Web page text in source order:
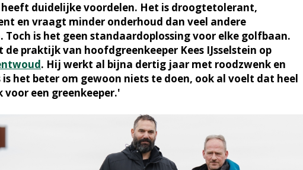
heeft duidelijke voordelen. Het is droogtetolerant,
en vraagt minder onderhoud dan veel andere
Toch is het geen standaardoplossing voor elke golfbaan.
praktijk van hoofdgreenkeeper Kees IJsselstein op
. Hij werkt al bijna dertig jaar met roodzwenk en
is het beter om gewoon niets te doen, ook al voelt dat heel
een greenkeeper.'